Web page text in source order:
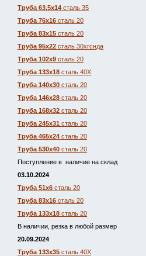
Труба 63,5х14 сталь 35
Труба 76х16 сталь 20
Труба 83х15 сталь 20
Труба 95х22 сталь 30хгснда
Труба 102х9 сталь 20
Труба 133х18 сталь 40Х
Труба 140х30 сталь 20
Труба 146х28 сталь 20
Труба 168х32 сталь 20
Труба 245х31 сталь 20
Труба 465х24 сталь 20
Труба 530х40 сталь 20
Поступление в наличие на склад
03.10.2024
Труба 51х6 сталь 20
Труба 83х16 сталь 20
Труба 133х18 сталь 20
В наличии, резка в любой размер
20.09.2024
Труба 133х35 сталь 40Х